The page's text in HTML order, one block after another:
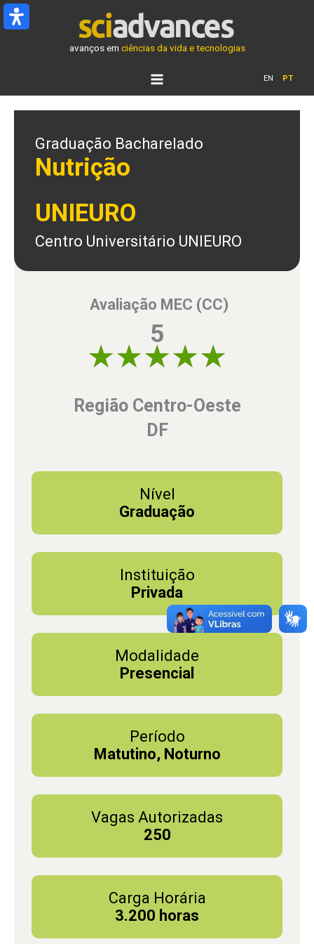
Ir
para
avanços em ciências da vida e tecnologias
EN PT
Graduação Bacharelado
Nutrição
UNIEURO
Centro Universitário UNIEURO
Avaliação MEC (CC)
5
Região Centro-Oeste
DF
Nível
Graduação
Instituição
Privada
Modalidade
Presencial
Período
Matutino, Noturno
Vagas Autorizadas
250
Carga Horária
3.200 horas